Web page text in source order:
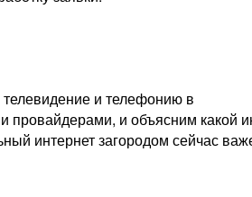
и телефонию в
и объясним какой
интернет загородом сейчас